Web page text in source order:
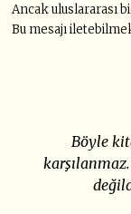
Ancak uluslararası
Bu mesajı
Böyle